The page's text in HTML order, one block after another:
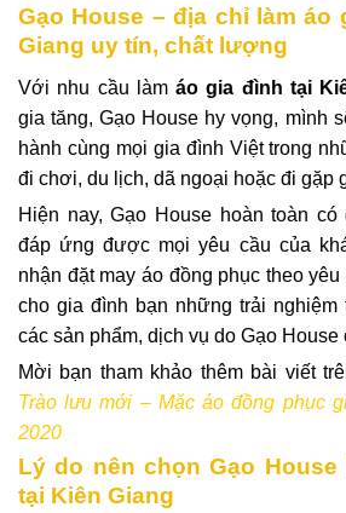
Gạo House – địa chỉ làm áo
Giang uy tín, chất lượng
Với nhu cầu làmáo gia đình tại
gia tăng, Gạo House hy vọng, mình
hành cùng mọi gia đình Việt trong
đi chơi, du lịch, dã ngoại hoặc đi gặp
Hiện nay, Gạo House hoàn toàn
đáp ứng được mọi yêu cầu của
nhận đặt may áo đồng phục theo
cho gia đình bạn những trải nghiệm
các sản phẩm, dịch vụ do Gạo House
Mời bạn tham khảo thêm bài viết
Trào lưu mới – Mặc áo đồng phục
2020
Lý do nên chọn Gạo
tại Kiên Giang